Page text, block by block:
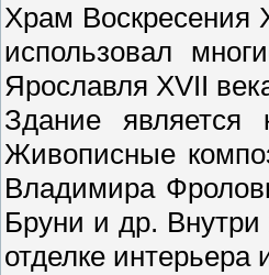
Храм Воскресения
использовал
Ярославля XVII
Здание является
Живописные
Владимира
Бруни и др.
отделке интерьера